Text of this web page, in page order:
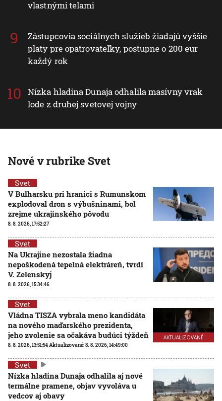
vlastnými telami
Zástupcovia sociálnych služieb žiadajú vyššie
platy pre opatrovateľky, postupne o 200 eur
každý rok
Nízka hladina Dunaja odhalila masívny vrak
lode z druhej svetovej vojny
Nové v rubrike Svet
Svet
V Bulharsku pri hranici s Rumunskom
explodoval dron s výbušninami, bol
zrejme ukrajinského pôvodu
8. 8. 2026, 17:52:27
Svet
Na Ukrajine nezostala žiadna
nepoškodená tepelná elektráreň, tvrdí
V. Zelenskyj
8. 8. 2026, 15:34:46
AKTUALIZOVANÉ
Svet
Vládna TISZA vybrala meno kandidáta
na nového maďarského prezidenta,
jeho zvolenie sa očakáva budúci týždeň
8. 8. 2026, 13:51:54Aktualizované:8. 8. 2026, 14:49:00
Svet
Nízka hladina Dunaja odhalila aj nové
termálne pramene, objav vyvoláva u
vedcov aj obavy